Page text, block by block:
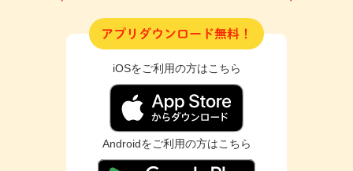
アプリダウンロード無料！
iOSをご利用の方はこちら
Androidをご利用の方はこちら